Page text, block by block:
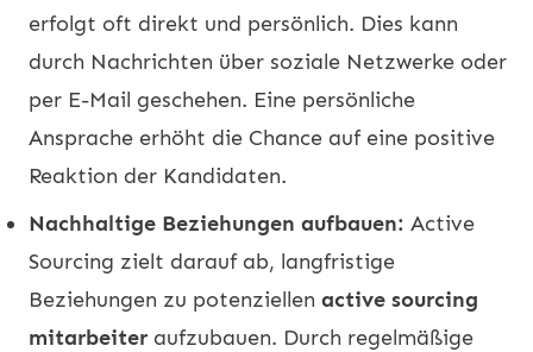
erfolgt oft direkt und persönlich. Dies kann
durch Nachrichten über soziale Netzwerke oder
per E-Mail geschehen. Eine persönliche
Ansprache erhöht die Chance auf eine positive
Reaktion der Kandidaten.
Nachhaltige Beziehungen aufbauen: Active
Sourcing zielt darauf ab, langfristige
Beziehungen zu potenziellen active sourcing
mitarbeiter aufzubauen. Durch regelmäßige